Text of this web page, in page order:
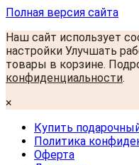
Полная версия сайта
Наш сайт использует
настройки Улучшать
товары в корзине.
конфиденциальности.
×
Купить
Политика
Оферта